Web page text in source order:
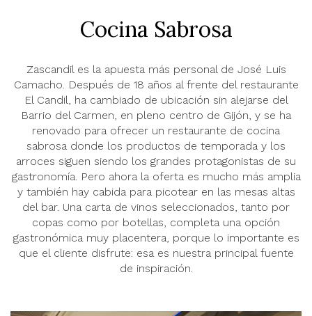
Cocina Sabrosa
Zascandil es la apuesta más personal de José Luis
Camacho. Después de 18 años al frente del restaurante
El Candil, ha cambiado de ubicación sin alejarse del
Barrio del Carmen, en pleno centro de Gijón, y se ha
renovado para ofrecer un restaurante de cocina
sabrosa donde los productos de temporada y los
arroces siguen siendo los grandes protagonistas de su
gastronomía. Pero ahora la oferta es mucho más amplia
y también hay cabida para picotear en las mesas altas
del bar. Una carta de vinos seleccionados, tanto por
copas como por botellas, completa una opción
gastronómica muy placentera, porque lo importante es
que el cliente disfrute: esa es nuestra principal fuente
de inspiración.